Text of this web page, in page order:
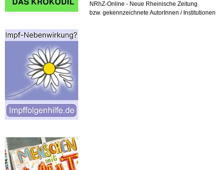
NRhZ-Online - Neue Rheinische Zeitung
bzw. gekennzeichnete AutorInnen / Institutionen